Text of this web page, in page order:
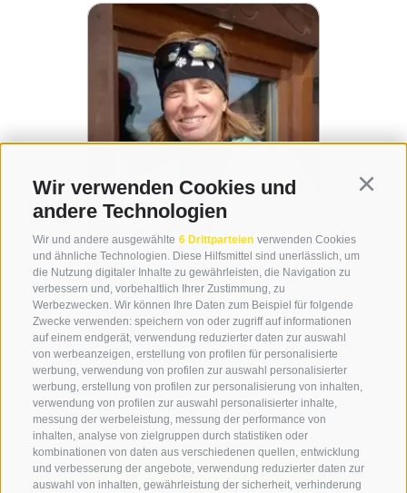
Wir verwenden Cookies und
andere Technologien
Wir und andere ausgewählte 6 Drittparteien verwenden Cookies
und ähnliche Technologien. Diese Hilfsmittel sind unerlässlich, um
die Nutzung digitaler Inhalte zu gewährleisten, die Navigation zu
verbessern und, vorbehaltlich Ihrer Zustimmung, zu
Werbezwecken. Wir können Ihre Daten zum Beispiel für folgende
Zwecke verwenden: speichern von oder zugriff auf informationen
auf einem endgerät, verwendung reduzierter daten zur auswahl
von werbeanzeigen, erstellung von profilen für personalisierte
werbung, verwendung von profilen zur auswahl personalisierter
werbung, erstellung von profilen zur personalisierung von inhalten,
verwendung von profilen zur auswahl personalisierter inhalte,
messung der werbeleistung, messung der performance von
inhalten, analyse von zielgruppen durch statistiken oder
kombinationen von daten aus verschiedenen quellen, entwicklung
und verbesserung der angebote, verwendung reduzierter daten zur
auswahl von inhalten, gewährleistung der sicherheit, verhinderung
TIROLER
BERGWANDERFÜHRERIN
Susi Vianello
Details